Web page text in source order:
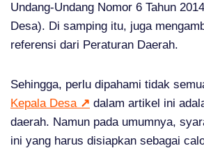
Undang-Undang Nomor 6 Tahun
Desa). Di samping itu, juga
referensi dari Peraturan Daerah.
Sehingga, perlu dipahami tidak
Kepala Desa ↗ dalam artikel ini
daerah. Namun pada umumnya,
ini yang harus disiapkan sebagai